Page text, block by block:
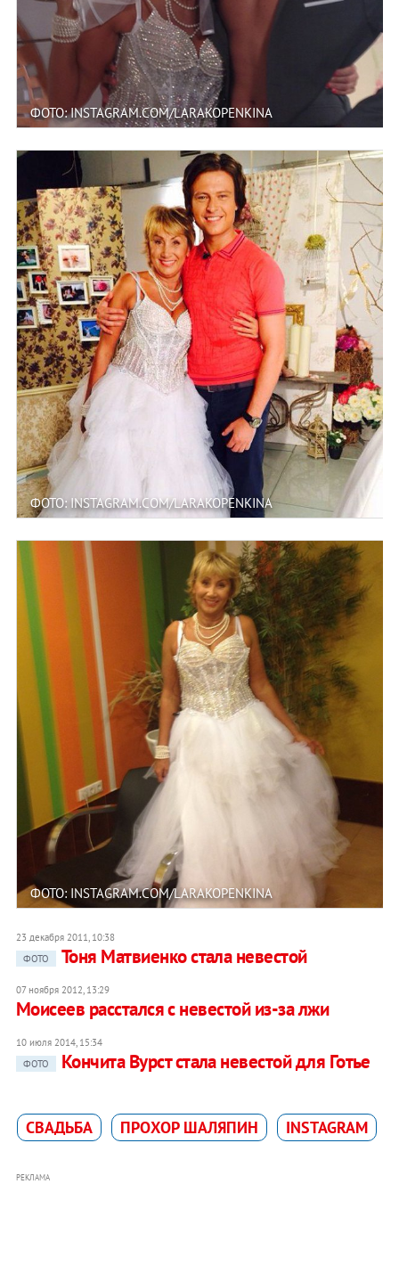
ФОТО: INSTAGRAM.COM/LARAKOPENKINA
ФОТО: INSTAGRAM.COM/LARAKOPENKINA
ФОТО: INSTAGRAM.COM/LARAKOPENKINA
23 декабря 2011, 10:38
ФОТО
Тоня Матвиенко стала невестой
07 ноября 2012, 13:29
Моисеев расстался с невестой из-за лжи
10 июля 2014, 15:34
ФОТО
Кончита Вурст стала невестой для Готье
СВАДЬБА ПРОХОР ШАЛЯПИН INSTAGRAM
РЕКЛАМА